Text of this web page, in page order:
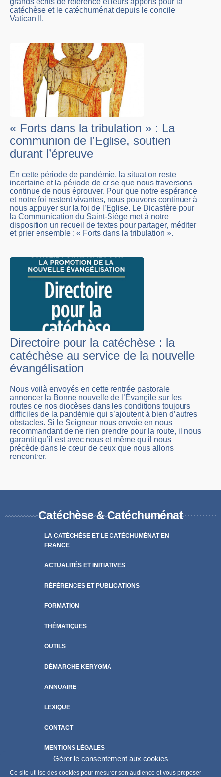
Gérer le consentement aux cookies
Ce site utilise des cookies pour mesurer son audience et vous proposer
grands écrits de référence et leurs apports pour la
catéchèse et le catéchuménat depuis le concile
Vatican II.
« Forts dans la tribulation » : La
communion de l’Eglise, soutien
durant l’épreuve
En cette période de pandémie, la situation reste
incertaine et la période de crise que nous traversons
continue de nous éprouver. Pour que notre espérance
et notre foi restent vivantes, nous pouvons continuer à
nous appuyer sur la foi de l’Eglise. Le Dicastère pour
la Communication du Saint-Siège met à notre
disposition un recueil de textes pour partager, méditer
et prier ensemble : « Forts dans la tribulation ».
Directoire pour la catéchèse : la
catéchèse au service de la nouvelle
évangélisation
Nous voilà envoyés en cette rentrée pastorale
annoncer la Bonne nouvelle de l’Évangile sur les
routes de nos diocèses dans les conditions toujours
difficiles de la pandémie qui s’ajoutent à bien d’autres
obstacles. Si le Seigneur nous envoie en nous
recommandant de ne rien prendre pour la route, il nous
garantit qu’il est avec nous et même qu’il nous
précède dans le cœur de ceux que nous allons
rencontrer.
Catéchèse & Catéchuménat
LA CATÉCHÈSE ET LE CATÉCHUMÉNAT EN
FRANCE
ACTUALITÉS ET INITIATIVES
RÉFÉRENCES ET PUBLICATIONS
FORMATION
THÉMATIQUES
OUTILS
DÉMARCHE KERYGMA
ANNUAIRE
LEXIQUE
CONTACT
MENTIONS LÉGALES